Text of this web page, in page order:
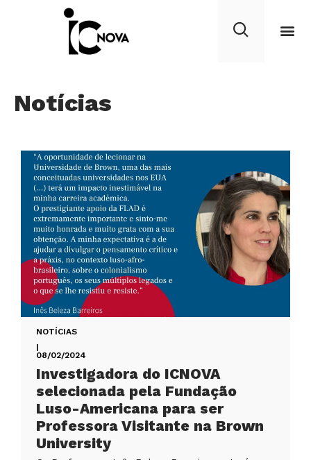
Notícias
NOTÍCIAS
|
08/02/2024
Investigadora do ICNOVA
selecionada pela Fundação
Luso-Americana para ser
Professora Visitante na Brown
University